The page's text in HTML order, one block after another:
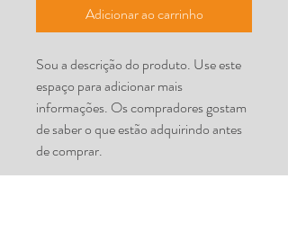
Adicionar ao carrinho
Sou a descrição do produto. Use este
espaço para adicionar mais
informações. Os compradores gostam
de saber o que estão adquirindo antes
de comprar.